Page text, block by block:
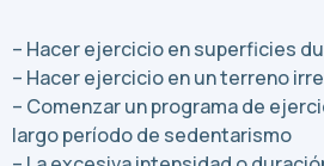
– Hacer ejercicio en superficies
– Hacer ejercicio en un terreno
– Comenzar un programa de
largo período de sedentarismo